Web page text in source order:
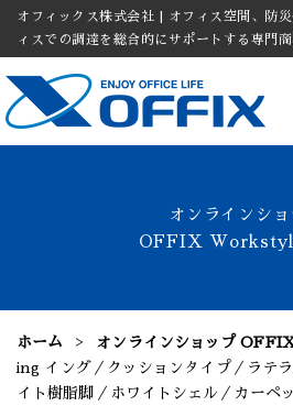
オフィックス株式会社 | オフィス空間、防
ィスでの調達を総合的にサポートする専門
オンラインショ
OFFIX
ホーム
オンラインショップ
ing イング／クッションタイプ／ラテ
イト樹脂脚／ホワイトシェル／カーペ